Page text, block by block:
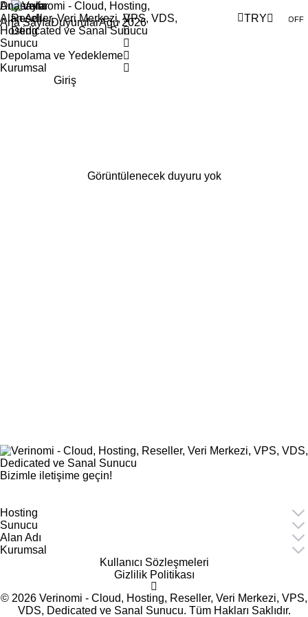
TRY
Anasayfa
Alan Adı
Hosting
Sunucu
Depolama ve Yedekleme
Kurumsal
Giriş
Duyurular
Ana SayfaDuyurularAğu 2026
Görüntülenecek duyuru yok
Bizimle iletişime geçin!
Hosting
Sunucu
Alan Adı
Kurumsal
© 2026 Verinomi - Cloud, Hosting, Reseller, Veri Merkezi, VPS,
VDS, Dedicated ve Sanal Sunucu. Tüm Hakları Saklıdır.
Kullanıcı Sözleşmeleri
Gizlilik Politikası